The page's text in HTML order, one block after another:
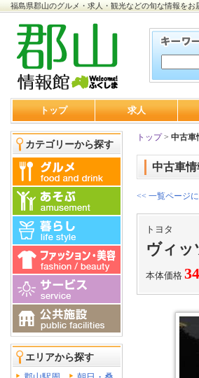
福島県郡山のグルメ・求人・観光などの旬な情報をお
トップ 求人
カテゴリーから探す
エリアから探す
トップ> 中古車
中古車情
<< 一覧ページ
トヨタ
ヴィ
本体価格